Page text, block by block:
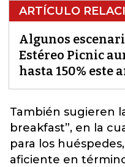
ARTÍCULO
Algunos
Estéreo Picnic
hasta 150% este
También sugieren
breakfast”, en la
para los
aficiente en